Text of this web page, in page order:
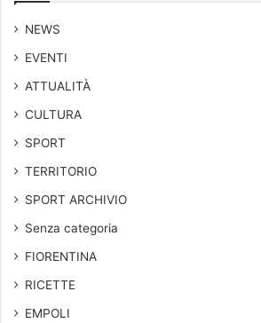
NEWS
EVENTI
ATTUALITÀ
CULTURA
SPORT
TERRITORIO
SPORT ARCHIVIO
Senza categoria
FIORENTINA
RICETTE
EMPOLI